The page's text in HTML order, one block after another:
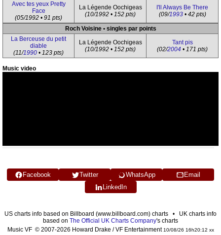
Avec tes yeux Pretty
Face
(05/1992 • 91 pts)
La Légende Oochigeas
(10/1992 • 152 pts)
I'll Always Be There
(09/1993• 42 pts)
Roch Voisine • singles par points
La Berceuse du petit
diable
(11/1990 • 123 pts)
La Légende Oochigeas
(10/1992 • 152 pts)
Tant pis
(02/2004 • 171 pts)
Music video
Facebook Twitter WhatsApp
Email
LinkedIn
US charts info based on Billboard (www.billboard.com) charts • UK charts info
based on The Official UK Charts Company's charts
Music VF © 2007-2026 Howard Drake / VF Entertainment 10/08/26 16h20:12 xx